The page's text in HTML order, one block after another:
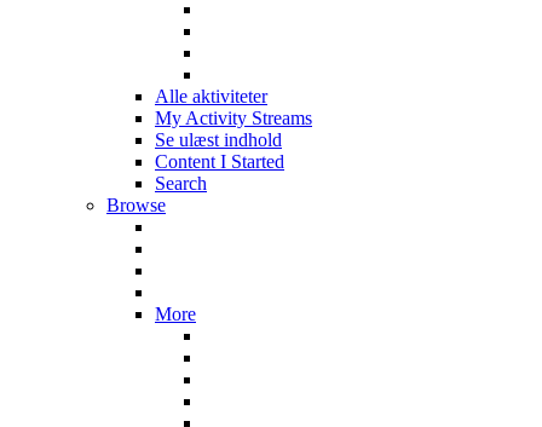
Alle aktiviteter
My Activity Streams
Se ulæst indhold
Content I Started
Search
Browse
More